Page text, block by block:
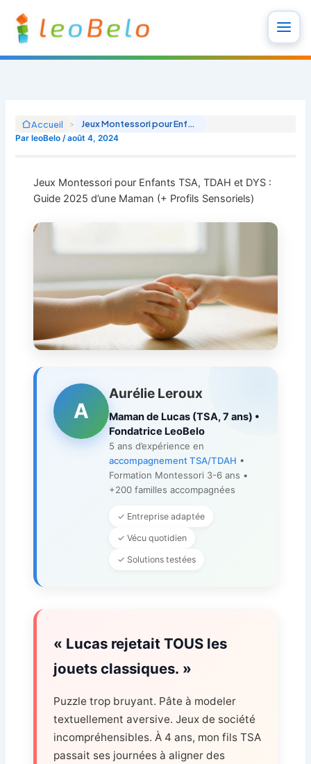
contenu
Accueil > Jeux Montessori pour Enfants TSA, TDAH et DYS : Guide 2025 d’une Maman (+ Profils Sensoriels)
Par leoBelo/août 4, 2024
Jeux Montessori pour Enfants TSA, TDAH et DYS :
Guide 2025 d’une Maman (+ Profils Sensoriels)
A
Aurélie Leroux
Maman de Lucas (TSA, 7 ans) •
Fondatrice LeoBelo
5 ans d’expérience en
accompagnement TSA/TDAH •
Formation Montessori 3-6 ans •
+200 familles accompagnées
✓ Entreprise adaptée
✓ Vécu quotidien
✓ Solutions testées
« Lucas rejetait TOUS les
jouets classiques. »
Puzzle trop bruyant. Pâte à modeler
textuellement aversive. Jeux de société
incompréhensibles. À 4 ans, mon fils TSA
passait ses journées à aligner des